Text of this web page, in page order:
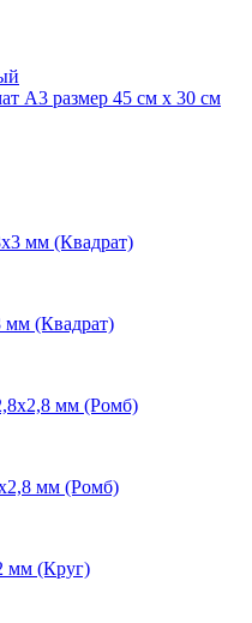
A3 размер 45 см х 30 см
мм (Квадрат)
мм (Ромб)